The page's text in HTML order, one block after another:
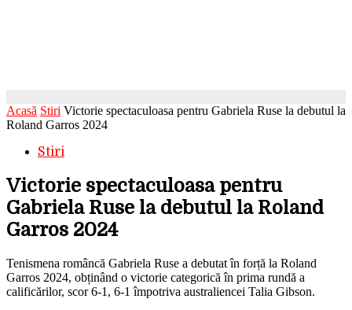
Acasă Stiri Victorie spectaculoasa pentru Gabriela Ruse la debutul la
Roland Garros 2024
Stiri
Victorie spectaculoasa pentru
Gabriela Ruse la debutul la Roland
Garros 2024
Tenismena româncă Gabriela Ruse a debutat în forță la Roland
Garros 2024, obținând o victorie categorică în prima rundă a
calificărilor, scor 6-1, 6-1 împotriva australiencei Talia Gibson.